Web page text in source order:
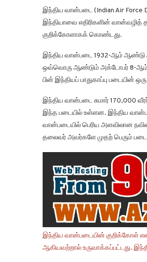
இந்திய வான்படை (Indian Air Force
இந்தியாவை எதிரிகளின் வான்வழித்
குறிக்கோளாகக் கொண்டது.
இந்திய வான்படை 1932-ஆம் ஆண்டு
ஒவ்வொரு ஆண்டும் அக்டோபர் 8-ஆம்
பின் இந்தியப் பாதுகாப்பு படையின்
இந்திய வான்படை சுமார் 170,000
இந்த படையில் உள்ளன. இந்திய
வான்படையில் பெரிய அளவிலான
தலைவர் அவர்களே முதற் பெரும்
இந்திய வான்படையின் குறிக்கோள்
ஆகியவற்றால் உருவாக்கப்பட்டது.